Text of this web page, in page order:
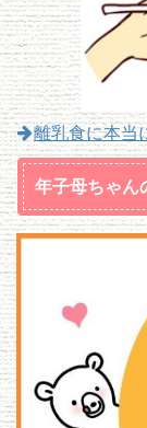
離乳食に本当
年子母ちゃ